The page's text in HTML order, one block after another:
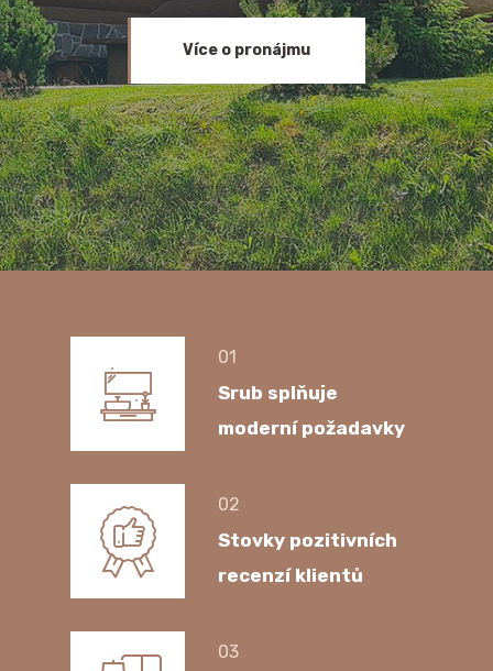
Více o pronájmu
Srub splňuje
moderní požadavky
Stovky pozitivních
recenzí klientů